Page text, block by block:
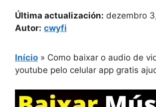
Última actualización: dezembro
Autor: cwyfi
Início » Como baixar o audio de
youtube pelo celular app gratis